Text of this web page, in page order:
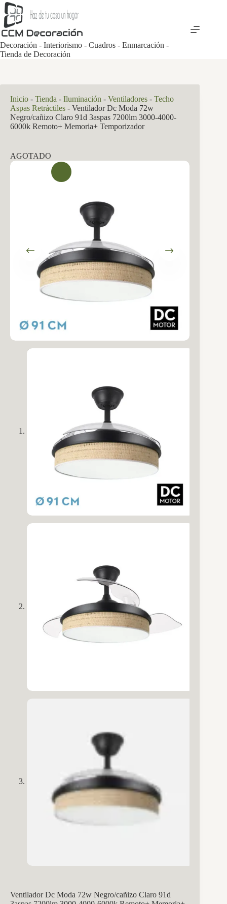
Saltar
al
contenido
Decoración - Interiorismo - Cuadros - Enmarcación -
Tienda de Decoración
Inicio - Tienda - Iluminación - Ventiladores - Techo
Aspas Retráctiles - Ventilador Dc Moda 72w
Negro/cañizo Claro 91d 3aspas 7200lm 3000-4000-
6000k Remoto+ Memoria+ Temporizador
AGOTADO
Ventilador Dc Moda 72w Negro/cañizo Claro 91d